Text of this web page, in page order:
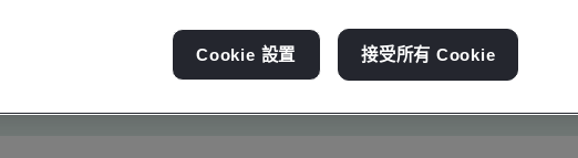
Cookie 設置 接受所有 Cookie